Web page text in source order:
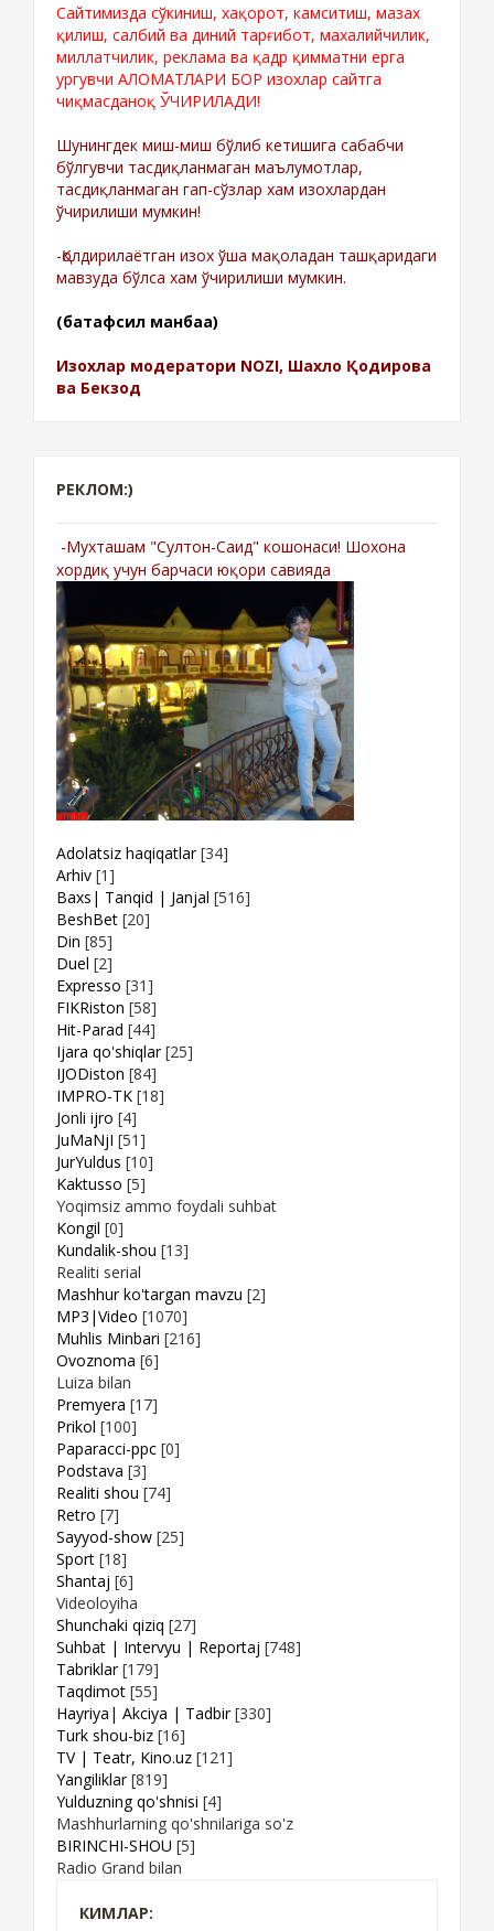
Сайтимизда сўкиниш, хақорот, камситиш, мазах
қилиш, салбий ва диний тарғибот, махалийчилик,
миллатчилик, реклама ва қадр қимматни ерга
ургувчи АЛОМАТЛАРИ БОР изохлар сайтга
чиқмасданоқ ЎЧИРИЛАДИ!
Шунингдек миш-миш бўлиб кетишига сабабчи
бўлгувчи тасдиқланмаган маълумотлар,
тасдиқланмаган гап-сўзлар хам изохлардан
ўчирилиши мумкин!
-Қолдирилаётган изох ўша мақоладан ташқаридаги
мавзуда бўлса хам ўчирилиши мумкин.
(батафсил манбаа)
Изохлар модератори NOZI, Шахло Қодирова
ва Бекзод
РЕКЛОМ:)
-Мухташам "Султон-Саид" кошонаси! Шохона
хордиқ учун барчаси юқори савияда
Adolatsiz haqiqatlar [34]
Arhiv [1]
Baxs| Tanqid | Janjal [516]
BeshBet [20]
Din [85]
Duel [2]
Expresso [31]
FIKRiston [58]
Hit-Parad [44]
Ijara qo'shiqlar [25]
IJODiston [84]
IMPRO-TK [18]
Jonli ijro [4]
JuMaNjI [51]
JurYuldus [10]
Kaktusso [5]
Yoqimsiz ammo foydali suhbat
Kongil [0]
Kundalik-shou [13]
Realiti serial
Mashhur ko'targan mavzu [2]
MP3|Video [1070]
Muhlis Minbari [216]
Ovoznoma [6]
Luiza bilan
Premyera [17]
Prikol [100]
Paparacci-ppc [0]
Podstava [3]
Realiti shou [74]
Retro [7]
Sayyod-show [25]
Sport [18]
Shantaj [6]
Videoloyiha
Shunchaki qiziq [27]
Suhbat | Intervyu | Reportaj [748]
Tabriklar [179]
Taqdimot [55]
Hayriya| Akciya | Tadbir [330]
Turk shou-biz [16]
TV | Teatr, Kino.uz [121]
Yangiliklar [819]
Yulduzning qo'shnisi [4]
Mashhurlarning qo'shnilariga so'z
BIRINCHI-SHOU [5]
Radio Grand bilan
КИМЛАР: